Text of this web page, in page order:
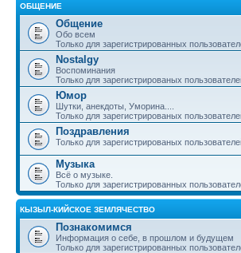
ОБЩЕНИЕ
Общение
Обо всем
Только для зарегистрированных
Nostalgy
Воспоминания
Только для зарегистрированых
Юмор
Шутки, анекдоты, Уморина....
Только для зарегистрированых
Поздравления
Только для зарегистрированых
Музыка
Всё о музыке.
Только для зарегистрированных
КЫЗЫЛ-КИЙСКОЕ ЗЕМЛЯЧЕСТВО
Познакомимся
Информация о себе, в прошлом и будущем
Только для зарегистрированных